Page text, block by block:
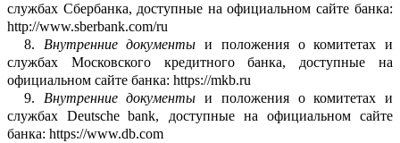
службах Сбербанка, доступные на официальном сайте банка:
http://www.sberbank.com/ru
8.
Внутренние документы и положения о комитетах и
службах Московского кредитного банка, доступные на
официальном сайте банка: https://mkb.ru
9.
Внутренние документы и положения о комитетах и
службахDeutsche bank, доступные на официальном сайте
банка: https://www.db.com